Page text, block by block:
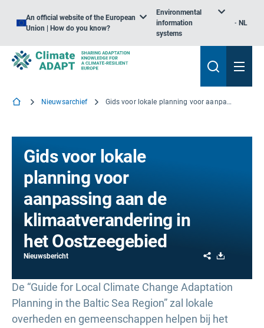
An official website of the European
Union | How do you know?
Environmental
information
systems
NL
Nieuwsarchief Gids voor lokale planning voor aanpassing aan de klimaatverandering in het Oostzeegebied
Gids voor lokale
planning voor
aanpassing aan de
klimaatverandering in
het Oostzeegebied
Nieuwsbericht Share
De “Guide for Local Climate Change Adaptation
Planning in the Baltic Sea Region” zal lokale
overheden en gemeenschappen helpen bij het